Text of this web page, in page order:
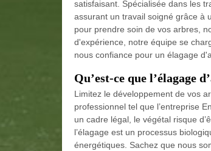
satisfaisant. Spécialisée dans les
assurant un travail soigné grâce à
pour prendre soin de vos arbres,
d'expérience, notre équipe se
nous confiance pour un élagage
Qu’est-ce que l’élagage
Limitez le développement de vos
professionnel tel que l’entreprise
un cadre légal, le végétal risque
l’élagage est un processus
énergétiques. Sachez que nous